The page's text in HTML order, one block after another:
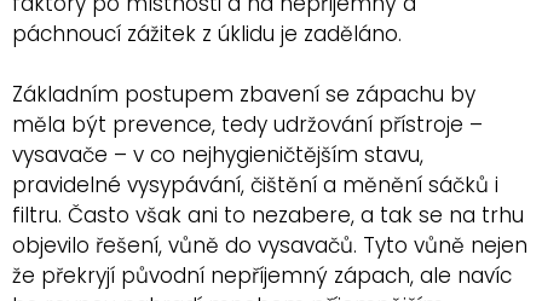
páchnoucí zážitek z úklidu je zaděláno.
Základním postupem zbavení se zápachu by
měla být prevence, tedy udržování přístroje –
vysavače – v co nejhygieničtějším stavu,
pravidelné vysypávání, čištění a měnění sáčků i
filtru. Často však ani to nezabere, a tak se na trhu
objevilo řešení, vůně do vysavačů. Tyto vůně nejen
že překryjí původní nepříjemný zápach, ale navíc